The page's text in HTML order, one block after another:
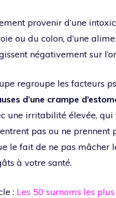
provenir d’une
ou du colon, d’une
négativement sur
regroupe les facteurs
d’une crampe
une irritabilité élevée,
pas ou ne
le fait de ne pas mâcher
à votre santé.
: Les 50 surnoms les